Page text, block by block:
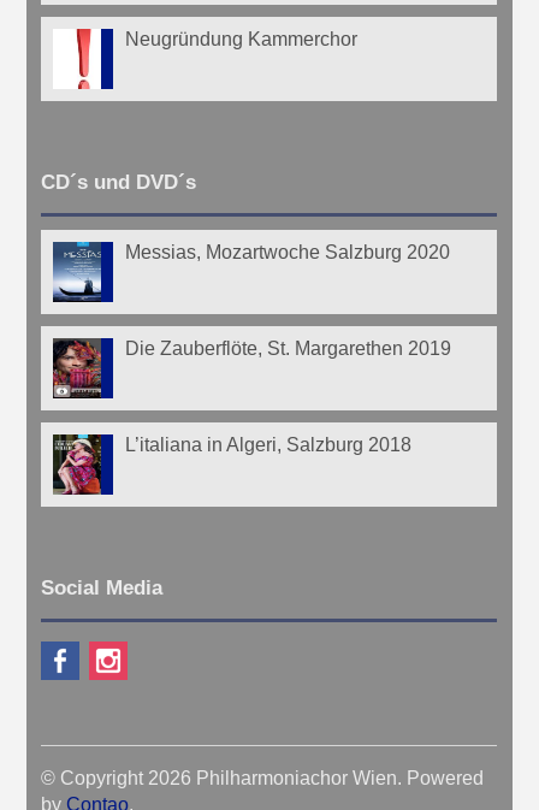
Neugründung Kammerchor
CD´s und DVD´s
Messias, Mozartwoche Salzburg 2020
Die Zauberflöte, St. Margarethen 2019
L’italiana in Algeri, Salzburg 2018
Social Media
© Copyright 2026 Philharmoniachor Wien. Powered
by Contao.